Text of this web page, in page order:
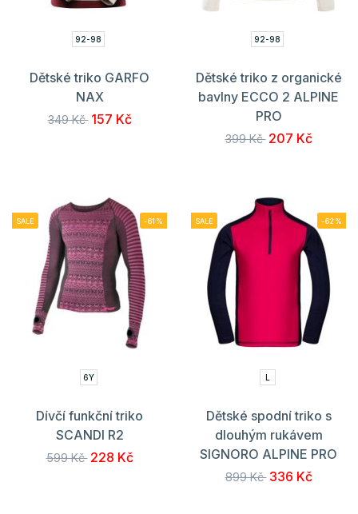
92-98
Dětské triko GARFO
NAX
349 Kč 157 Kč
92-98
Dětské triko z organické
bavlny ECCO 2 ALPINE
PRO
399 Kč 207 Kč
SALE -61%
6Y
Dívčí funkční triko
SCANDI R2
599 Kč 228 Kč
SALE -62%
L
Dětské spodní triko s
dlouhým rukávem
SIGNORO ALPINE PRO
899 Kč 336 Kč